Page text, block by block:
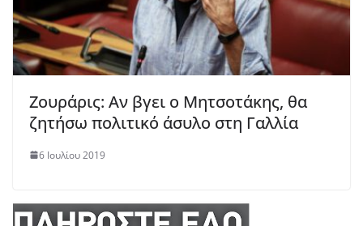
Ζουράρις: Αν βγει ο Μητσοτάκης, θα
ζητήσω πολιτικό άσυλο στη Γαλλία
6 Ιουλίου 2019